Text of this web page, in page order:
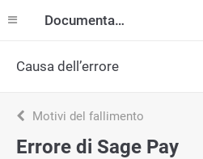
Documentazione
Causa dell’errore
Motivi del fallimento
Errore di Sage Pay